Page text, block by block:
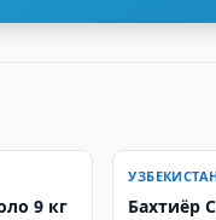
9 кг
Бахтиёр